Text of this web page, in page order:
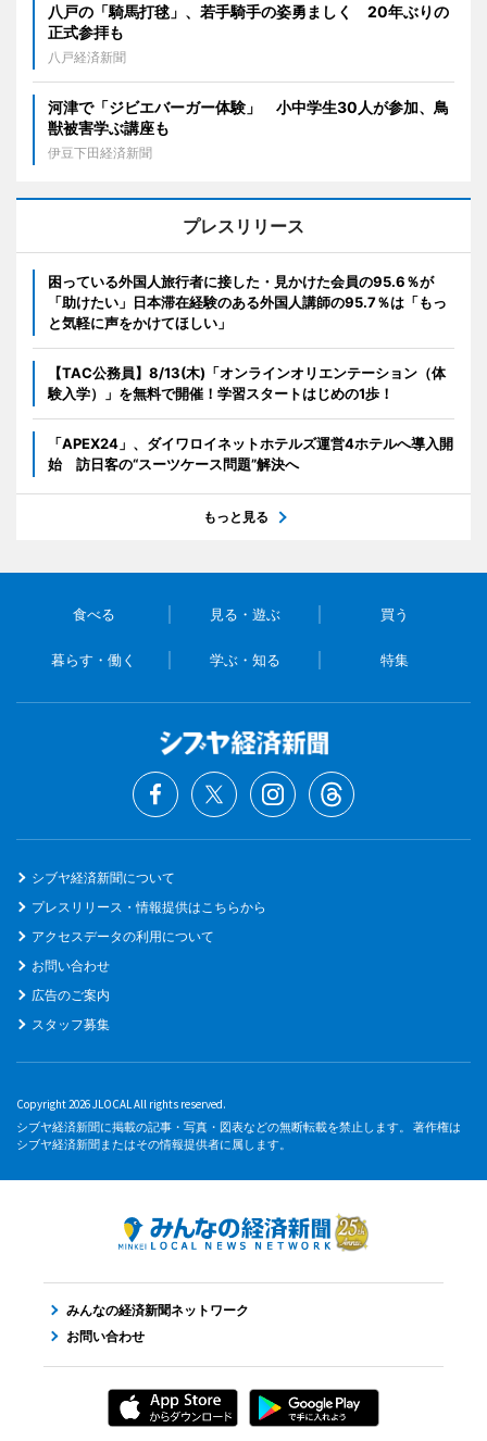
八戸の「騎馬打毬」、若手騎手の姿勇ましく 20年ぶりの
正式参拝も
八戸経済新聞
河津で「ジビエバーガー体験」 小中学生30人が参加、鳥
獣被害学ぶ講座も
伊豆下田経済新聞
プレスリリース
困っている外国人旅行者に接した・見かけた会員の95.6％が
「助けたい」日本滞在経験のある外国人講師の95.7％は「もっ
と気軽に声をかけてほしい」
【TAC公務員】8/13(木)「オンラインオリエンテーション（体
験入学）」を無料で開催！学習スタートはじめの1歩！
「APEX24」、ダイワロイネットホテルズ運営4ホテルへ導入開
始 訪日客の“スーツケース問題”解決へ
もっと見る
食べる 見る・遊ぶ 買う
暮らす・働く 学ぶ・知る 特集
シブヤ経済新聞について
プレスリリース・情報提供はこちらから
アクセスデータの利用について
お問い合わせ
広告のご案内
スタッフ募集
Copyright 2026 JLOCAL All rights reserved.
シブヤ経済新聞に掲載の記事・写真・図表などの無断転載を禁止します。 著作権は
シブヤ経済新聞またはその情報提供者に属します。
みんなの経済新聞ネットワーク
お問い合わせ